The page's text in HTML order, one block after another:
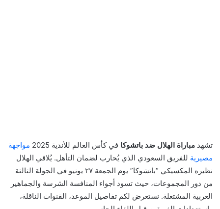
تشهد مباراة الهلال ضد باتشوكا في كأس العالم للأندية 2025
مواجهة
مصيرية للفريق السعودي الذي يُحارب لضمان التأهل. يُلاقي الهلال
نظيره المكسيكي “باتشوكا” يوم الجمعة ٢٧ يونيو في الجولة الثالثة
من دور المجموعات، حيث تسود أجواء المنافسة الشرسة والجماهير
العربية المشتعلة. نستعرض لكم تفاصيل الموعد، القنوات الناقلة،